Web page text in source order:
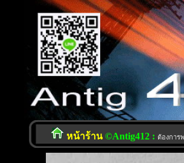
หน้าร้าน©Antig412 : ต้องการ